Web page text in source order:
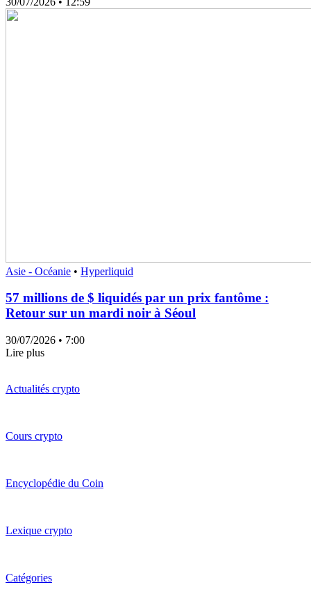
Asie - Océanie • Hyperliquid
57 millions de $ liquidés par un prix fantôme :
Retour sur un mardi noir à Séoul
30/07/2026 • 7:00
Lire plus
Actualités crypto
Cours crypto
Encyclopédie du Coin
Lexique crypto
Catégories